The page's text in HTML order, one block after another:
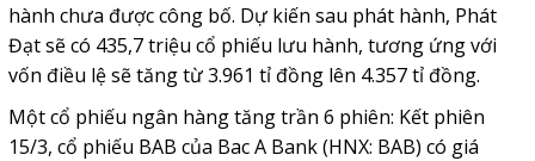
hành chưa được công bố. Dự kiến sau phát hành, Phát
Đạt sẽ có 435,7 triệu cổ phiếu lưu hành, tương ứng với
vốn điều lệ sẽ tăng từ 3.961 tỉ đồng lên 4.357 tỉ đồng.
Một cổ phiếu ngân hàng tăng trần 6 phiên: Kết phiên
15/3, cổ phiếu BAB của Bac A Bank (HNX: BAB) có giá